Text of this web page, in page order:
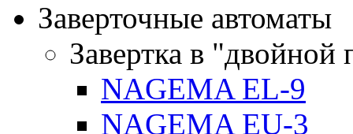
Заверточные автоматы
Завертка в "двойной
NAGEMA EL-9
NAGEMA EU-3